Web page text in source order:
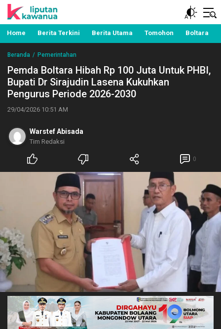
Liputan Kawanua
Berita Manado, Sulawesi Utara, Kawanua, Politik,
Pemerintahan, Hukum Kriminal dan Nasional
Home Berita Terkini Berita Utama Tomohon Boltara
Beranda Pemerintahan
Pemda Boltara Hibah Rp 100 Juta Untuk PHBI,
Bupati Dr Sirajudin Lasena Kukuhkan
Pengurus Periode 2026-2030
29/04/2026 10:51 AM
Warstef Abisada
Tim Redaksi
0